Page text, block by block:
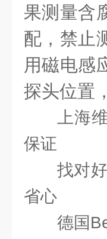
果测量含
配，禁止
用磁电感
探头位置
上海
保证
找对
省心
德国